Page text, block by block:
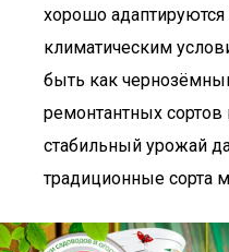
хорошо
климатическим
быть как
ремонтантных сортов
стабильный урожай
традиционные сорта